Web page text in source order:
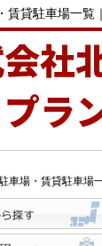
賃貸駐車場一
社
ラ
車場・賃貸駐車場